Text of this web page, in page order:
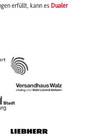
erfüllt, kann es Dualer